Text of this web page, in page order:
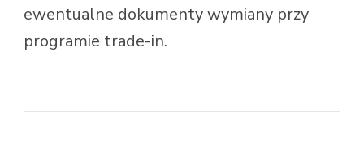
ewentualne dokumenty wymiany przy
programie trade-in.